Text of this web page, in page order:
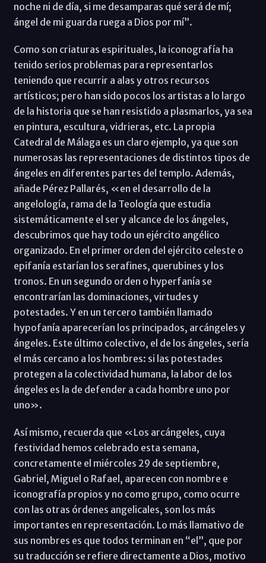
noche ni de día, si me desamparas qué será de mí;
ángel de mi guarda ruega a Dios por mí”.
Como son criaturas espirituales, la iconografía ha
tenido serios problemas para representarlos
teniendo que recurrir a alas y otros recursos
artísticos; pero han sido pocos los artistas a lo largo
de la historia que se han resistido a plasmarlos, ya sea
en pintura, escultura, vidrieras, etc. La propia
Catedral de Málaga es un claro ejemplo, ya que son
numerosas las representaciones de distintos tipos de
ángeles en diferentes partes del templo. Además,
añade Pérez Pallarés, «en el desarrollo de la
angelología, rama de la Teología que estudia
sistemáticamente el ser y alcance de los ángeles,
descubrimos que hay todo un ejército angélico
organizado. En el primer orden del ejército celeste o
epifanía estarían los serafines, querubines y los
tronos. En un segundo orden o hyperfanía se
encontrarían las dominaciones, virtudes y
potestades. Y en un tercero también llamado
hypofanía aparecerían los principados, arcángeles y
ángeles. Este último colectivo, el de los ángeles, sería
el más cercano a los hombres: si las potestades
protegen a la colectividad humana, la labor de los
ángeles es la de defender a cada hombre uno por
uno».
Así mismo, recuerda que «Los arcángeles, cuya
festividad hemos celebrado esta semana,
concretamente el miércoles 29 de septiembre,
Gabriel, Miguel o Rafael, aparecen con nombre e
iconografía propios y no como grupo, como ocurre
con las otras órdenes angelicales, son los más
importantes en representación. Lo más llamativo de
sus nombres es que todos terminan en “el”, que por
su traducción se refiere directamente a Dios, motivo